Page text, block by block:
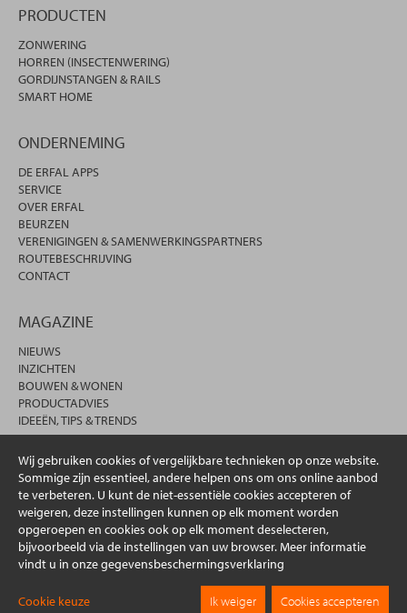
Wij gebruiken cookies of vergelijkbare technieken op onze website.
Sommige zijn essentieel, andere helpen ons om ons online aanbod
te verbeteren. U kunt de niet-essentiële cookies accepteren of
weigeren, deze instellingen kunnen op elk moment worden
opgeroepen en cookies ook op elk moment deselecteren,
bijvoorbeeld via de instellingen van uw browser. Meer informatie
vindt u in onze gegevensbeschermingsverklaring
Cookie keuze Ik weiger Cookies accepteren
PRODUCTEN
ZONWERING
HORREN (INSECTENWERING)
GORDIJNSTANGEN & RAILS
SMART HOME
ONDERNEMING
DE ERFAL APPS
SERVICE
OVER ERFAL
BEURZEN
VERENIGINGEN & SAMENWERKINGSPARTNERS
ROUTEBESCHRIJVING
CONTACT
MAGAZINE
NIEUWS
INZICHTEN
BOUWEN & WONEN
PRODUCTADVIES
IDEEËN, TIPS & TRENDS